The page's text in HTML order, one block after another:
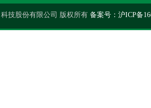
技股份有限公司 版权所有 备案号：沪ICP备